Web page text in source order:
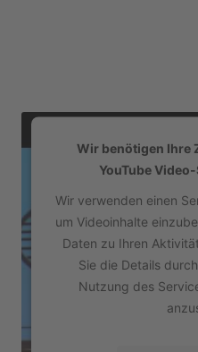
Wir benötigen Ihre
YouTube
Wir verwenden einen
um Videoinhalte
Daten zu Ihren
Sie die Details
Nutzung des